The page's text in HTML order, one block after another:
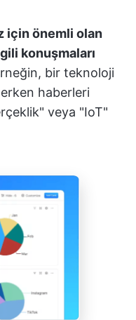
için önemli olan
konuşmaları
bir teknoloji
haberleri
veya "IoT"